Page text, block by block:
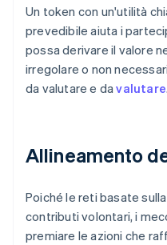
Un token con un'utilità
prevedibile aiuta i
possa derivare il valore
irregolare o non
da valutare e davalutare.
Allineamento
Poiché le reti basate
contributi volontari, i
premiare le azioni che